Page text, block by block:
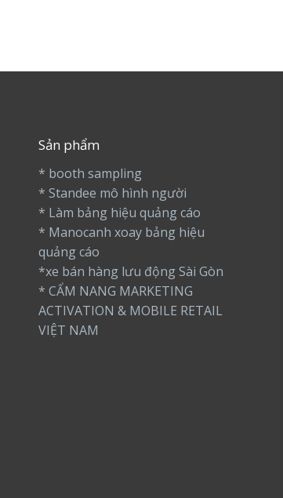
Sản phẩm
* booth sampling
* Standee mô hình người
* Làm bảng hiệu quảng cáo
* Manocanh xoay bảng hiệu
quảng cáo
*xe bán hàng lưu động Sài Gòn
* CẨM NANG MARKETING
ACTIVATION & MOBILE RETAIL
VIỆT NAM